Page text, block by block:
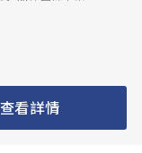
查看詳情